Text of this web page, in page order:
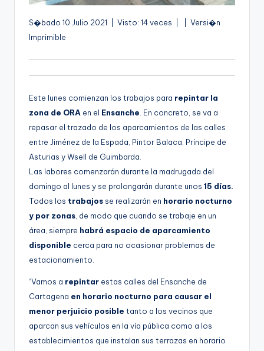
S�bado 10 Julio 2021 | Visto: 14 veces |
| Versi�n
Imprimible
Este lunes comienzan los trabajos para repintar la
zona de ORA en el Ensanche. En concreto, se va a
repasar el trazado de los aparcamientos de las calles
entre Jiménez de la Espada, Pintor Balaca, Príncipe de
Asturias y Wsell de Guimbarda.
Las labores comenzarán durante la madrugada del
domingo al lunes y se prolongarán durante unos 15 días.
Todos los trabajos se realizarán en horario nocturno
y por zonas, de modo que cuando se trabaje en un
área, siempre habrá espacio de aparcamiento
disponible cerca para no ocasionar problemas de
estacionamiento.
“Vamos a repintar estas calles del Ensanche de
Cartagena en horario nocturno para causar el
menor perjuicio posible tanto a los vecinos que
aparcan sus vehículos en la vía pública como a los
establecimientos que instalan sus terrazas en horario